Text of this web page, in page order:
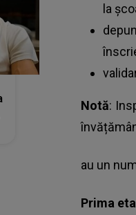
la
Notă:
au un
Prima